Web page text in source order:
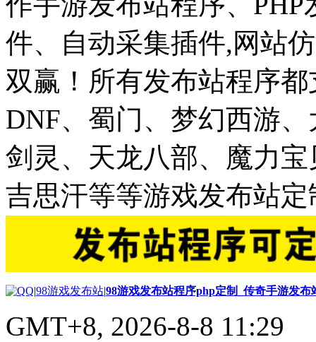
件、自动采集插件,网站
双赢！所有发布站程序
DNF、蜀门、梦幻西游
剑灵、天龙八部、魔力
吉思汗等等游戏发布站定
|98游戏发布站|98游戏发布站程序php定制_传奇手游发
GMT+8, 2026-8-8 11:29